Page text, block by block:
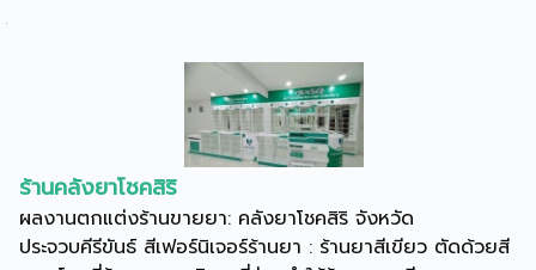
ร้านคลังยาโชคสิริ
ผลงานตกแต่งร้านขายยา: คลังยาโชคสิริ จังหวัด
ประจวบคีรีขันธ์ สีเฟอร์นิเจอร์ร้านยา : ร้านยาสีเขียว ตัดด้วยสี